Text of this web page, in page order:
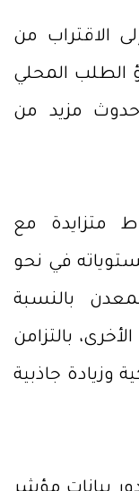
الاقتراب من
الطلب المحلي
مزيد من
متزايدة مع
في نحو
بالنسبة
بالتزامن
وزيادة جاذبية